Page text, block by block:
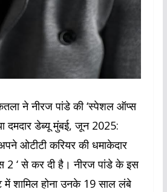
ने नीरज पांडे की ‘स्पेशल ऑप्स
दमदार डेब्यू मुंबई, जून 2025:
ओटीटी करियर की धमाकेदार
‘ से कर दी है। नीरज पांडे के इस
में शामिल होना उनके 19 साल लंबे